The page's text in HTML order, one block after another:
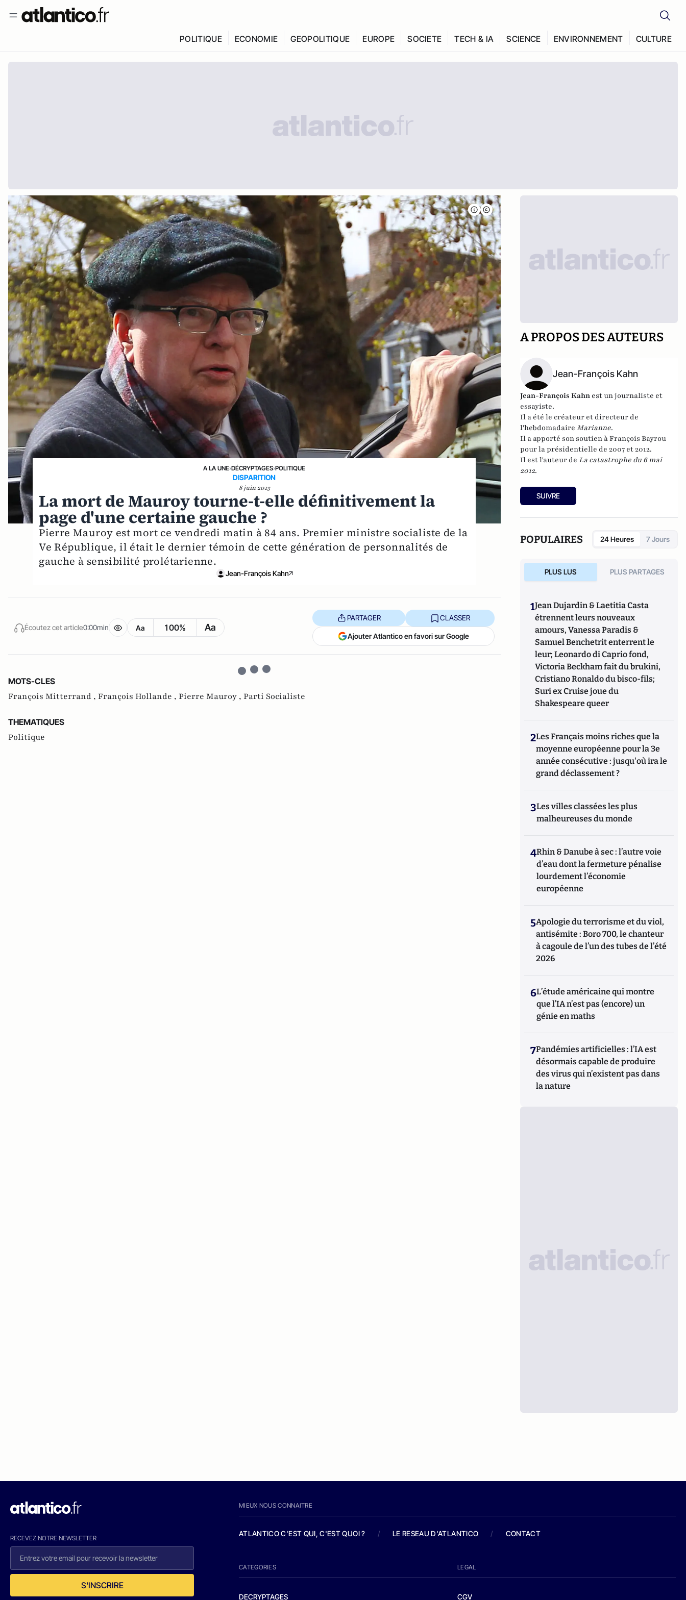
POLITIQUE ECONOMIE GEOPOLITIQUE EUROPE SOCIETE TECH & IA SCIENCE ENVIRONNEMENT CULTURE
A LA UNE›DÉCRYPTAGES›POLITIQUE
DISPARITION
8 juin 2013
La mort de Mauroy tourne-t-elle définitivement la
page d'une certaine gauche ?
Pierre Mauroy est mort ce vendredi matin à 84 ans. Premier ministre socialiste de la
Ve République, il était le dernier témoin de cette génération de personnalités de
gauche à sensibilité prolétarienne.
Jean-François Kahn
Écoutez cet article0:00min Aa 100% Aa
PARTAGER CLASSER
Ajouter Atlantico en favori sur Google
MOTS-CLES
François Mitterrand , François Hollande , Pierre Mauroy , Parti Socialiste
THEMATIQUES
Politique
A PROPOS DES AUTEURS
Jean-François Kahn
Jean-François Kahn est un journaliste et
essayiste.
Il a été le créateur et directeur de
l'hebdomadaire Marianne.
Il a apporté son soutien à François Bayrou
pour la présidentielle de 2007 et 2012.
Il est l'auteur de La catastrophe du 6 mai
2012.
SUIVRE
POPULAIRES 24 Heures 7 Jours
PLUS LUS PLUS PARTAGES
1Jean Dujardin & Laetitia Casta
étrennent leurs nouveaux
amours, Vanessa Paradis &
Samuel Benchetrit enterrent le
leur; Leonardo di Caprio fond,
Victoria Beckham fait du brukini,
Cristiano Ronaldo du bisco-fils;
Suri ex Cruise joue du
Shakespeare queer
2Les Français moins riches que la
moyenne européenne pour la 3e
année consécutive : jusqu'où ira le
grand déclassement ?
3Les villes classées les plus
malheureuses du monde
4Rhin & Danube à sec : l’autre voie
d’eau dont la fermeture pénalise
lourdement l’économie
européenne
5Apologie du terrorisme et du viol,
antisémite : Boro 700, le chanteur
à cagoule de l’un des tubes de l’été
2026
6L’étude américaine qui montre
que l’IA n’est pas (encore) un
génie en maths
7Pandémies artificielles : l’IA est
désormais capable de produire
des virus qui n’existent pas dans
la nature
RECEVEZ NOTRE NEWSLETTER
S'INSCRIRE
MIEUX NOUS CONNAITRE
ATLANTICO C'EST QUI, C'EST QUOI ? / LE RESEAU D'ATLANTICO / CONTACT
CATEGORIES
DECRYPTAGES
LEGAL
CGV